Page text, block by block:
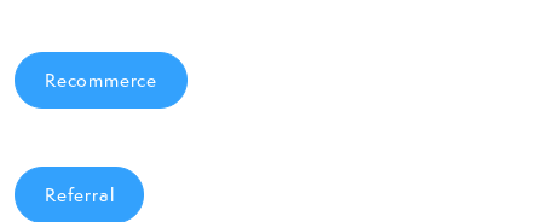
Recommerce
Referral